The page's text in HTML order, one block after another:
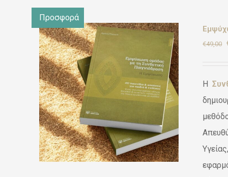
Προσφορά
€49,00
Η